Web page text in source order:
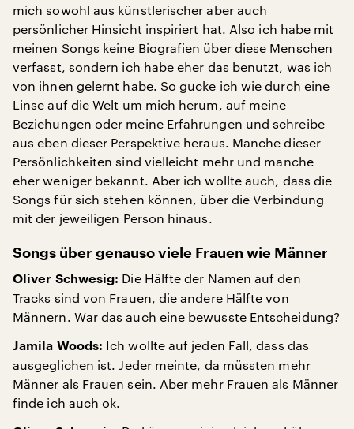
mich sowohl aus künstlerischer aber auch
persönlicher Hinsicht inspiriert hat. Also ich habe mit
meinen Songs keine Biografien über diese Menschen
verfasst, sondern ich habe eher das benutzt, was ich
von ihnen gelernt habe. So gucke ich wie durch eine
Linse auf die Welt um mich herum, auf meine
Beziehungen oder meine Erfahrungen und schreibe
aus eben dieser Perspektive heraus. Manche dieser
Persönlichkeiten sind vielleicht mehr und manche
eher weniger bekannt. Aber ich wollte auch, dass die
Songs für sich stehen können, über die Verbindung
mit der jeweiligen Person hinaus.
Songs über genauso viele Frauen wie Männer
Oliver Schwesig: Die Hälfte der Namen auf den
Tracks sind von Frauen, die andere Hälfte von
Männern. War das auch eine bewusste Entscheidung?
Jamila Woods: Ich wollte auf jeden Fall, dass das
ausgeglichen ist. Jeder meinte, da müssten mehr
Männer als Frauen sein. Aber mehr Frauen als Männer
finde ich auch ok.